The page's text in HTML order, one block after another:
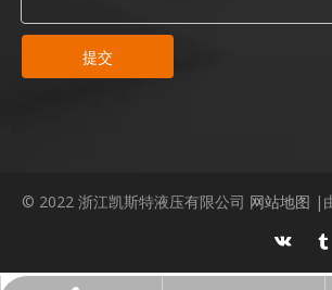
提交
© 2022 浙江凯斯特液压有限公司 网站地图 |